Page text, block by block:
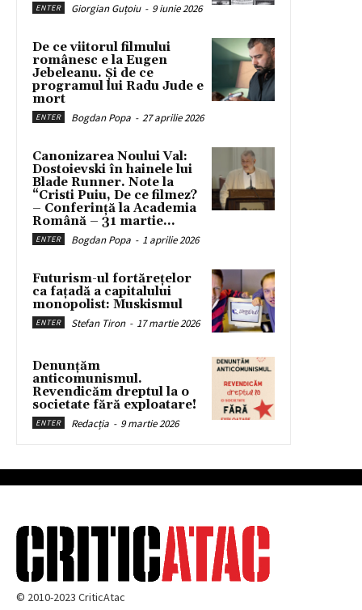
ENTER Giorgian Guțoiu - 9 iunie 2026
De ce viitorul filmului
românesc e la Eugen
Jebeleanu. Și de ce
programul lui Radu Jude e
mort
ENTER Bogdan Popa - 27 aprilie 2026
Canonizarea Noului Val:
Dostoievski în hainele lui
Blade Runner. Note la
“Cristi Puiu, De ce filmez?
– Conferință la Academia
Română – 31 martie...
ENTER Bogdan Popa - 1 aprilie 2026
Futurism-ul fortărețelor
ca fațadă a capitalului
monopolist: Muskismul
ENTER Stefan Tiron - 17 martie 2026
Denunțăm
anticomunismul.
Revendicăm dreptul la o
societate fără exploatare!
ENTER Redacția - 9 martie 2026
© 2010-2023 CriticAtac